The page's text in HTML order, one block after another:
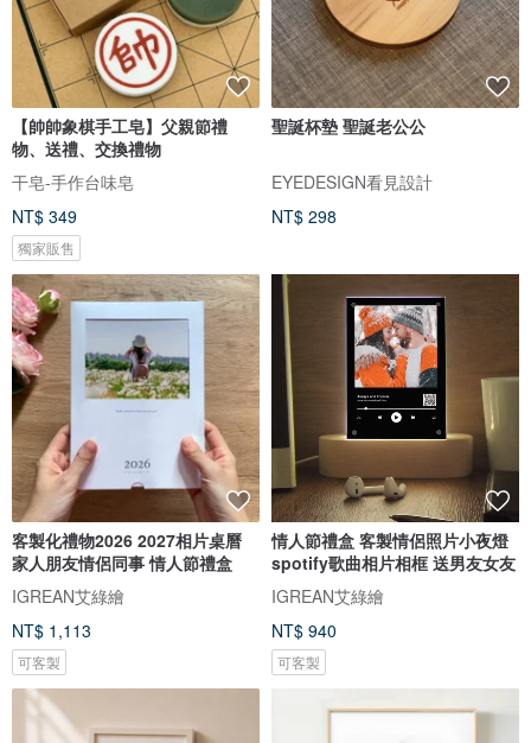
【帥帥象棋手工皂】父親節禮
物、送禮、交換禮物
干皂-手作台味皂
NT$ 349
獨家販售
聖誕杯墊 聖誕老公公
EYEDESIGN看見設計
NT$ 298
客製化禮物2026 2027相片桌曆
家人朋友情侶同事 情人節禮盒
IGREAN艾綠繪
NT$ 1,113
可客製
情人節禮盒 客製情侶照片小夜燈
spotify歌曲相片相框 送男友女友
IGREAN艾綠繪
NT$ 940
可客製